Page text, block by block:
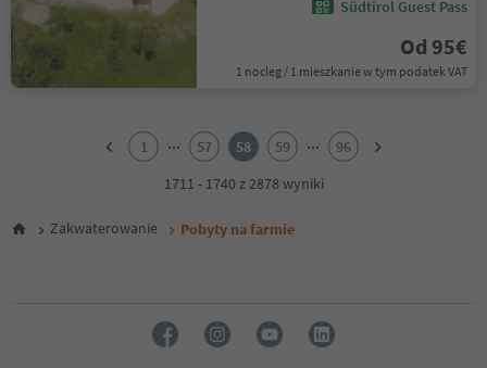
Südtirol Guest Pass
Od 95€
1 nocleg / 1 mieszkanie w tym podatek VAT
6
1 ... 57 58 59 ...
96
1711 - 1740 z 2878 wyniki
Zakwaterowanie Pobyty na farmie